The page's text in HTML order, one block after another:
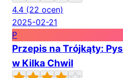
4.4 (22 ocen)
2025-02-21
P
Przepis na Trójkąty:
w Kilka Chwil